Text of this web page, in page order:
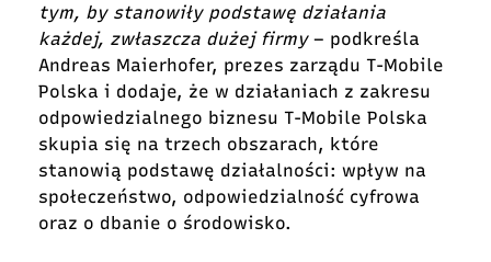
tym, by stanowiły podstawę działania
każdej, zwłaszcza dużej firmy– podkreśla
Andreas Maierhofer, prezes zarządu T-Mobile
Polska i dodaje, że w działaniach z zakresu
odpowiedzialnego biznesu T-Mobile Polska
skupia się na trzech obszarach, które
stanowią podstawę działalności: wpływ na
społeczeństwo, odpowiedzialność cyfrowa
oraz o dbanie o środowisko.